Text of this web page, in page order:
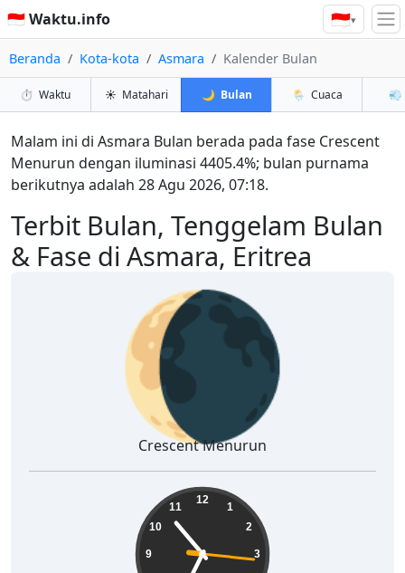
🇮🇩 Waktu.info 🇮🇩▾
Beranda Kota-kota Asmara Kalender Bulan
⏱️ Waktu ☀️ Matahari 🌙 Bulan 🌦️ Cuaca 💨
Terbit Bulan, Tenggelam Bulan
& Fase di Asmara, Eritrea
Malam ini di Asmara Bulan berada pada fase Crescent
Menurun dengan iluminasi 4405.4%; bulan purnama
berikutnya adalah 28 Agu 2026, 07:18.
🌘
Crescent Menurun
12
1
2
3
9
10
11